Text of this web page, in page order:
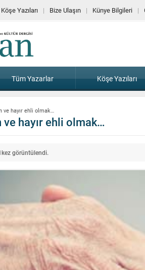
Köşe Yazıları Bize Ulaşın Künye Bilgileri
Tüm Yazarlar Köşe Yazıları
ve hayır ehli olmak…
hayır ehli olmak…
kez görüntülendi.